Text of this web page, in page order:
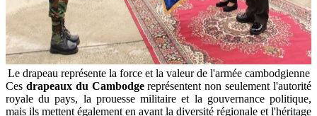
Le drapeau représente la force et la valeur de l'armée cambodgienne
Ces drapeaux du Cambodgereprésentent non seulement l'autorité
royale du pays, la prouesse militaire et la gouvernance politique,
mais ils mettent également en avant la diversité régionale et l'héritage